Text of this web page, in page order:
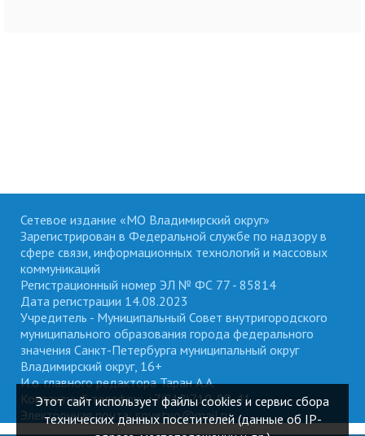
Сетевое издание «МО Владимирский округ»
Зарегистрирован в Федеральной службе по надзору в
сфере связи, информационных технологий и массовых
коммуникаций
Регистрационный номер ЭЛ № ФС 77 - 85814
Дата регистрации 14.08.2023
Учредитель - Муниципальный Совет внутригородского
муниципального образования города федерального
значения Санкт-Петербурга муниципальный округ
Владимирский округ, 16+
И.о. главного редактора Таран А.А.
Контактный телефон: +7(812)710-89-41
Электронная почта: sovetvo@mail.ru
Этот сайт использует файлы cookies и сервис сбора
технических данных посетителей (данные об IP-